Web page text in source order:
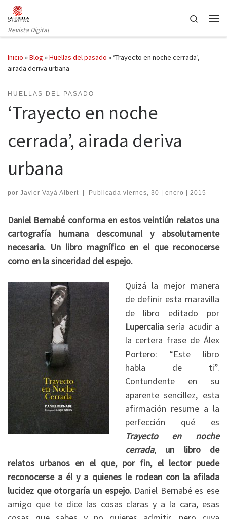
Saltar al contenido
Revista Digital
Search
Inicio »Blog »Huellas del pasado » ‘Trayecto en noche cerrada’,
airada deriva urbana
HUELLAS DEL PASADO
‘Trayecto en noche
cerrada’, airada deriva
urbana
por Javier Vayá Albert | Publicada viernes, 30 | enero | 2015
Daniel Bernabé conforma en estos veintiún relatos una
cartografía humana descomunal y absolutamente
necesaria. Un libro magnífico en el que reconocerse
como en la sinceridad del espejo.
Quizá la mejor manera
de definir esta maravilla
de libro editado por
Lupercaliasería acudir a
la certera frase de Álex
Portero: “Este libro
habla de ti”.
Contundente en su
aparente sencillez, esta
afirmación resume a la
perfección qué es
Trayecto en noche
cerrada, un libro de
relatos urbanos en el que, por fin, el lector puede
reconocerse a él y a quienes le rodean con la afilada
lucidez que otorgaría un espejo.Daniel Bernabé es ese
amigo que te dice las cosas claras y a la cara, esas